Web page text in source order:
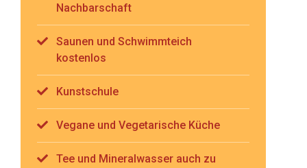
Nachbarschaft
Saunen und Schwimmteich
kostenlos
Kunstschule
Vegane und Vegetarische Küche
Tee und Mineralwasser auch zu